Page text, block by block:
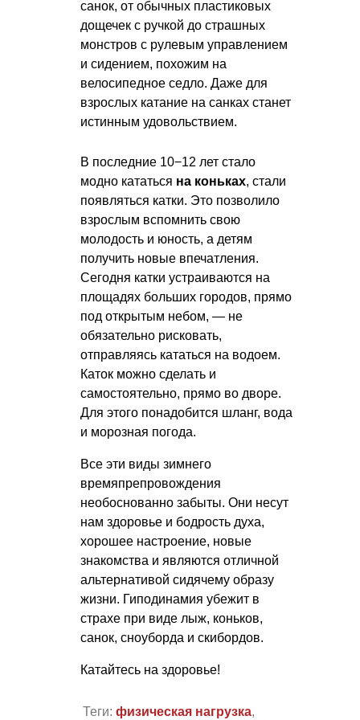
санок, от обычных пластиковых
дощечек с ручкой до страшных
монстров с рулевым управлением
и сидением, похожим на
велосипедное седло. Даже для
взрослых катание на санках станет
истинным удовольствием.
В последние 10−12 лет стало
модно кататься на коньках, стали
появляться катки. Это позволило
взрослым вспомнить свою
молодость и юность, а детям
получить новые впечатления.
Сегодня катки устраиваются на
площадях больших городов, прямо
под открытым небом, — не
обязательно рисковать,
отправляясь кататься на водоем.
Каток можно сделать и
самостоятельно, прямо во дворе.
Для этого понадобится шланг, вода
и морозная погода.
Все эти виды зимнего
времяпрепровождения
необоснованно забыты. Они несут
нам здоровье и бодрость духа,
хорошее настроение, новые
знакомства и являются отличной
альтернативой сидячему образу
жизни. Гиподинамия убежит в
страхе при виде лыж, коньков,
санок, сноуборда и скибордов.
Катайтесь на здоровье!
Теги: физическая нагрузка,